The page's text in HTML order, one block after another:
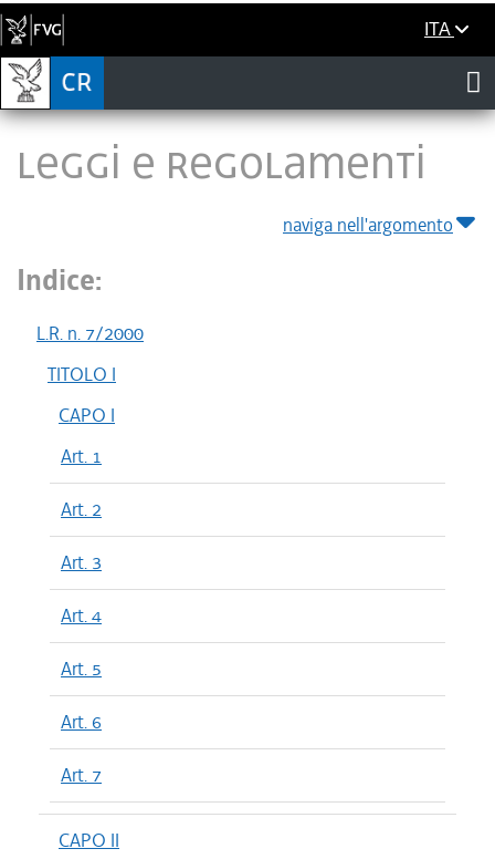
ITA
LEGGI E REGOLAMENTI
naviga nell'argomento
Indice:
L.R. n. 7/2000
TITOLO I
CAPO I
Art. 1
Art. 2
Art. 3
Art. 4
Art. 5
Art. 6
Art. 7
CAPO II